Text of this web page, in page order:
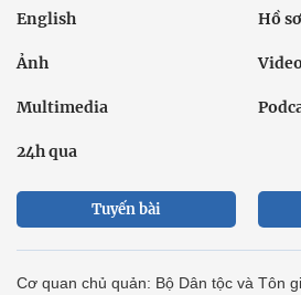
English Hồ sơ
Ảnh Video
Multimedia
24h qua
Tuyến bài
Cơ quan chủ quản: Bộ Dân tộc và Tôn